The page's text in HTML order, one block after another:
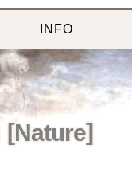
INFO
[Nature]